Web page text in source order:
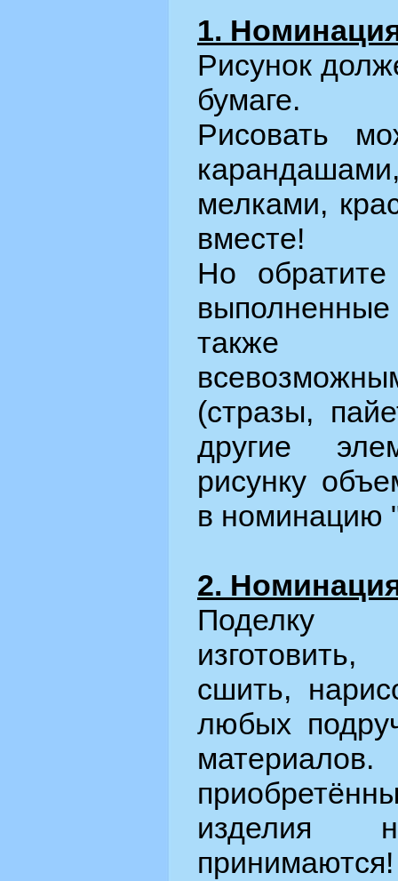
1.
Рисунок
бумаге.
Рисовать
мелками,
вместе!
Но
также
(стразы,
другие
рисунку
в номинацию
2.
Поделку
сшить,
любых
изделия
принимаются!